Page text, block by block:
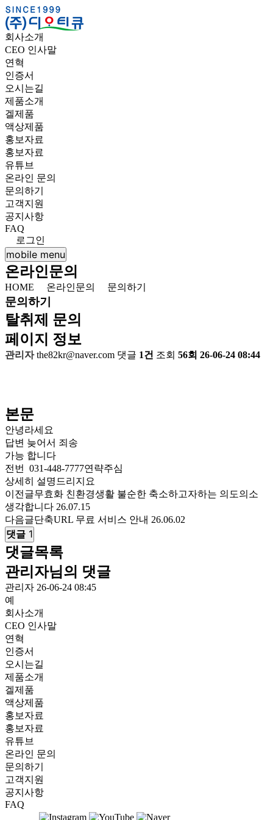
회사소개
CEO 인사말
연혁
인증서
오시는길
제품소개
겔제품
액상제품
홍보자료
홍보자료
유튜브
온라인 문의
문의하기
고객지원
공지사항
FAQ
로그인
mobile menu
온라인문의
HOME 온라인문의 문의하기
문의하기
탈취제 문의
페이지 정보
관리자 the82kr@naver.com 댓글 1건 조회 56회 26-06-24 08:44
본문
안녕라세요
답변 늦어서 죄송
가능 합니다
전번 031-448-7777연략주심
상세히 설명드리지요
이전글무효화 친환경생활 불순한 축소하고자하는 의도의소
생각합니다 26.07.15
다음글단축URL 무료 서비스 안내 26.06.02
댓글 1
댓글목록
관리자님의 댓글
관리자 26-06-24 08:45
예
회사소개
CEO 인사말
연혁
인증서
오시는길
제품소개
겔제품
액상제품
홍보자료
홍보자료
유튜브
온라인 문의
문의하기
고객지원
공지사항
FAQ